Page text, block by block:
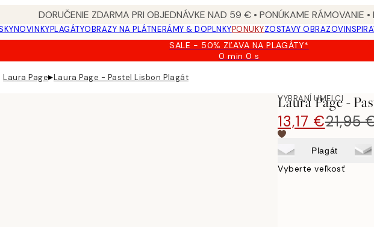
DORUČENIE ZDARMA PRI OBJEDNÁVKE NAD 59 € • PONÚKAME RÁMOVANIE
NOVINKYPLAGÁTYOBRAZY NA PLÁTNERÁMY & DOPLNKYPONUKYZOSTAVY OBRAZOV
SALE - 50% ZĽAVA NA PLAGÁTY*
0 min0 s
Platné
Laura Page▸Laura Page - Pastel Lisbon Plagát
VYBRANÍ UMELCI
Laura Page -
13,17 €21,95
Plagát
Vyberte veľkosť